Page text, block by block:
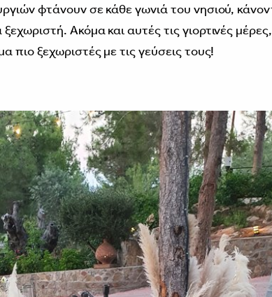
φτάνουν σε κάθε γωνιά του νησιού,
Ακόμα και αυτές τις γιορτινές μέρες,
πιο ξεχωριστές με τις γεύσεις τους!